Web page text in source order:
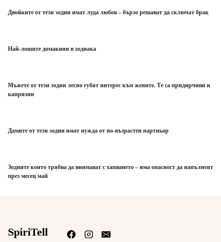
Двойките от тези зодии имат луда любов – бързо решават да сключат брак
Най-лошите домакини в зодиака
Мъжете от тези зодии лесно губят интерес към жените. Те са придирчиви и
капризни
Дамите от тези зодии имат нужда от по-възрастен партньор
Зодиите които трябва да внимават с хапването – има опасност да напълнеят
през месец май
SpiriTell